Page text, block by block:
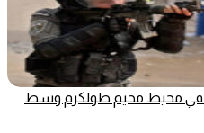
في محيط مخيم طولكرم وسط